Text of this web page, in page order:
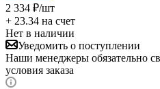
2 334 ₽/шт
+ 23.34 на счет
Нет в наличии
Уведомить о поступлении
Наши менеджеры обязательно
условия заказа